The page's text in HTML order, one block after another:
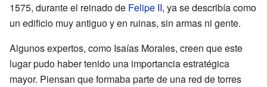
1575, durante el reinado de Felipe II, ya se describía como
un edificio muy antiguo y en ruinas, sin armas ni gente.
Algunos expertos, como Isaías Morales, creen que este
lugar pudo haber tenido una importancia estratégica
mayor. Piensan que formaba parte de una red de torres